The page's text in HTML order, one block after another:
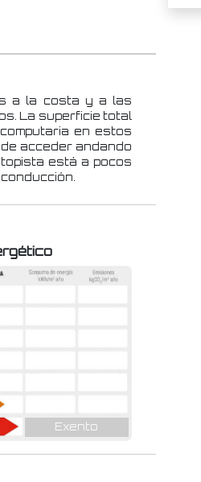
a la costa y a las
La superficie total
en estos
acceder andando
está a pocos
Exento